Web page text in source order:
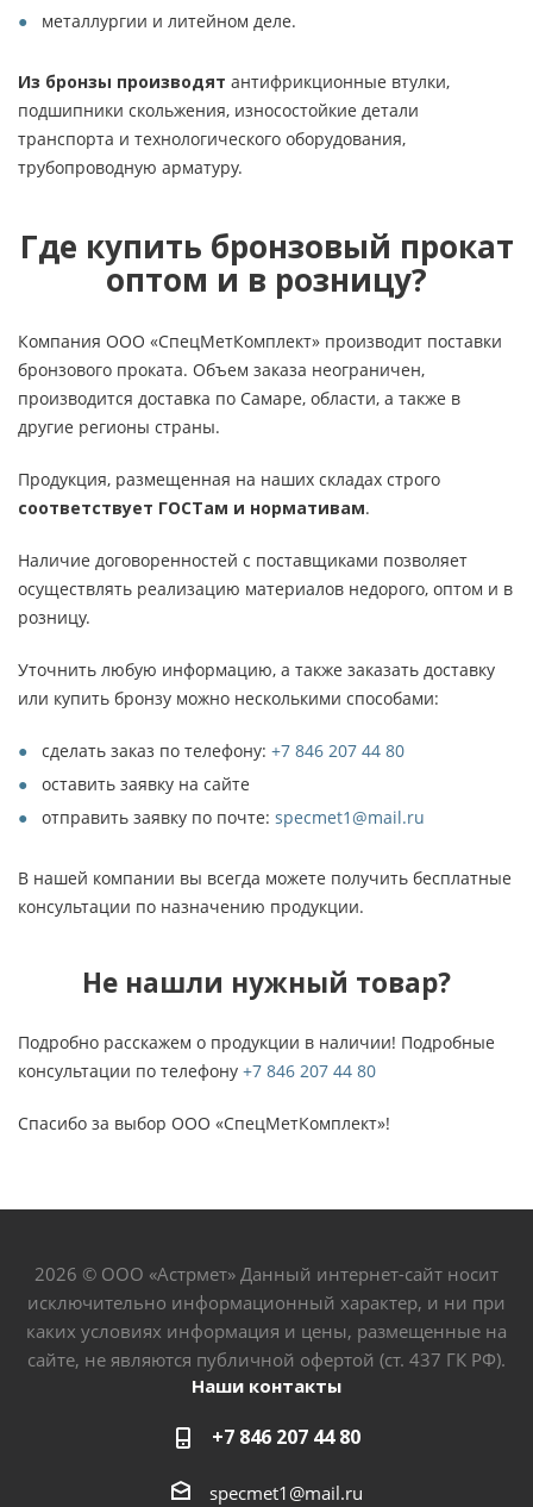
металлургии и литейном деле.
Из бронзы производят антифрикционные втулки,
подшипники скольжения, износостойкие детали
транспорта и технологического оборудования,
трубопроводную арматуру.
Где купить бронзовый прокат
оптом и в розницу?
Компания ООО «СпецМетКомплект» производит поставки
бронзового проката. Объем заказа неограничен,
производится доставка по Самаре, области, а также в
другие регионы страны.
Продукция, размещенная на наших складах строго
соответствует ГОСТам и нормативам.
Наличие договоренностей с поставщиками позволяет
осуществлять реализацию материалов недорого, оптом и в
розницу.
Уточнить любую информацию, а также заказать доставку
или купить бронзу можно несколькими способами:
сделать заказ по телефону: +7 846 207 44 80
оставить заявку на сайте
отправить заявку по почте: specmet1@mail.ru
В нашей компании вы всегда можете получить бесплатные
консультации по назначению продукции.
Не нашли нужный товар?
Подробно расскажем о продукции в наличии! Подробные
консультации по телефону +7 846 207 44 80
Спасибо за выбор ООО «СпецМетКомплект»!
2026 © ООО «Астрмет» Данный интернет-сайт носит
исключительно информационный характер, и ни при
каких условиях информация и цены, размещенные на
сайте, не являются публичной офертой (ст. 437 ГК РФ).
Наши контакты
+7 846 207 44 80
specmet1@mail.ru